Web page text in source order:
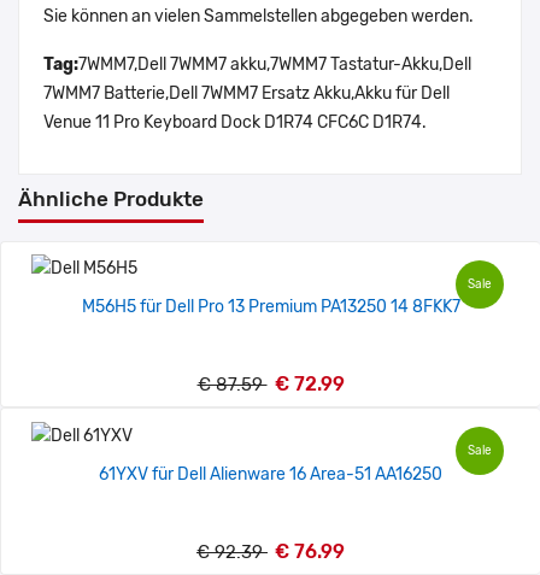
Sie können an vielen Sammelstellen abgegeben werden.
Tag:7WMM7,Dell 7WMM7 akku,7WMM7 Tastatur-Akku,Dell
7WMM7 Batterie,Dell 7WMM7 Ersatz Akku,Akku für Dell
Venue 11 Pro Keyboard Dock D1R74 CFC6C D1R74.
Ähnliche Produkte
Sale
M56H5 für Dell Pro 13 Premium PA13250 14 8FKK7
€ 87.59 € 72.99
Sale
61YXV für Dell Alienware 16 Area-51 AA16250
€ 92.39 € 76.99